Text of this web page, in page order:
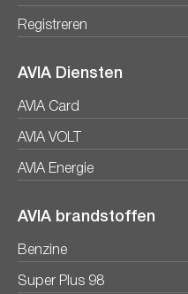
Registreren
AVIA Diensten
AVIA Card
AVIA VOLT
AVIA Energie
AVIA brandstoffen
Benzine
Super Plus 98